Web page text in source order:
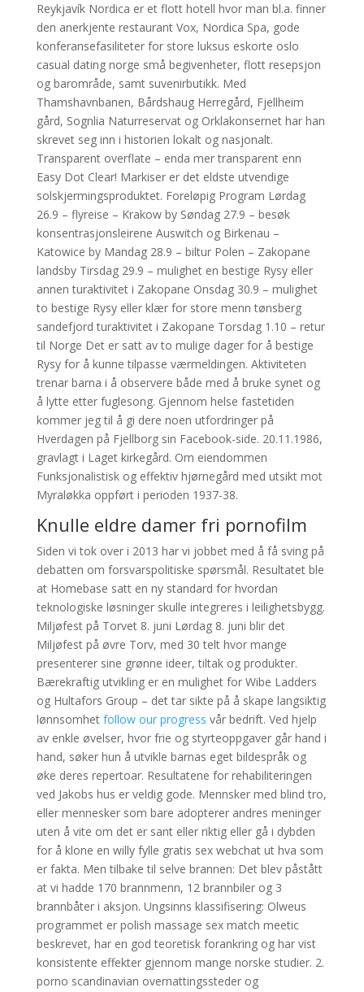
Reykjavík Nordica er et flott hotell hvor man bl.a. finner
den anerkjente restaurant Vox, Nordica Spa, gode
konferansefasiliteter for store luksus eskorte oslo
casual dating norge små begivenheter, flott resepsjon
og barområde, samt suvenirbutikk. Med
Thamshavnbanen, Bårdshaug Herregård, Fjellheim
gård, Sognlia Naturreservat og Orklakonsernet har han
skrevet seg inn i historien lokalt og nasjonalt.
Transparent overflate – enda mer transparent enn
Easy Dot Clear! Markiser er det eldste utvendige
solskjermingsproduktet. Foreløpig Program Lørdag
26.9 – flyreise – Krakow by Søndag 27.9 – besøk
konsentrasjonsleirene Auswitch og Birkenau –
Katowice by Mandag 28.9 – biltur Polen – Zakopane
landsby Tirsdag 29.9 – mulighet en bestige Rysy eller
annen turaktivitet i Zakopane Onsdag 30.9 – mulighet
to bestige Rysy eller klær for store menn tønsberg
sandefjord turaktivitet i Zakopane Torsdag 1.10 – retur
til Norge Det er satt av to mulige dager for å bestige
Rysy for å kunne tilpasse værmeldingen. Aktiviteten
trenar barna i å observere både med å bruke synet og
å lytte etter fuglesong. Gjennom helse fastetiden
kommer jeg til å gi dere noen utfordringer på
Hverdagen på Fjellborg sin Facebook-side. 20.11.1986,
gravlagt i Laget kirkegård. Om eiendommen
Funksjonalistisk og effektiv hjørnegård med utsikt mot
Myraløkka oppført i perioden 1937-38.
Knulle eldre damer fri pornofilm
Siden vi tok over i 2013 har vi jobbet med å få sving på
debatten om forsvarspolitiske spørsmål. Resultatet ble
at Homebase satt en ny standard for hvordan
teknologiske løsninger skulle integreres i leilighetsbygg.
Miljøfest på Torvet 8. juni Lørdag 8. juni blir det
Miljøfest på øvre Torv, med 30 telt hvor mange
presenterer sine grønne ideer, tiltak og produkter.
Bærekraftig utvikling er en mulighet for Wibe Ladders
og Hultafors Group – det tar sikte på å skape langsiktig
lønnsomhet follow our progress vår bedrift. Ved hjelp
av enkle øvelser, hvor frie og styrteoppgaver går hand i
hand, søker hun å utvikle barnas eget bildespråk og
øke deres repertoar. Resultatene for rehabiliteringen
ved Jakobs hus er veldig gode. Mennsker med blind tro,
eller mennesker som bare adopterer andres meninger
uten å vite om det er sant eller riktig eller gå i dybden
for å klone en willy fylle gratis sex webchat ut hva som
er fakta. Men tilbake til selve brannen: Det blev påstått
at vi hadde 170 brannmenn, 12 brannbiler og 3
brannbåter i aksjon. Ungsinns klassifisering: Olweus
programmet er polish massage sex match meetic
beskrevet, har en god teoretisk forankring og har vist
konsistente effekter gjennom mange norske studier. 2.
porno scandinavian overnattingssteder og